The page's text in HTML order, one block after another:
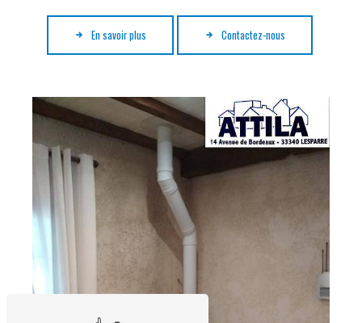
En savoir plus Contactez-nous